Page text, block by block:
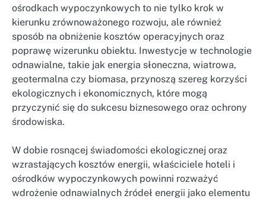
ośrodkach wypoczynkowych to nie tylko krok w
kierunku zrównoważonego rozwoju, ale również
sposób na obniżenie kosztów operacyjnych oraz
poprawę wizerunku obiektu. Inwestycje w technologie
odnawialne, takie jak energia słoneczna, wiatrowa,
geotermalna czy biomasa, przynoszą szereg korzyści
ekologicznych i ekonomicznych, które mogą
przyczynić się do sukcesu biznesowego oraz ochrony
środowiska.
W dobie rosnącej świadomości ekologicznej oraz
wzrastających kosztów energii, właściciele hoteli i
ośrodków wypoczynkowych powinni rozważyć
wdrożenie odnawialnych źródeł energii jako elementu